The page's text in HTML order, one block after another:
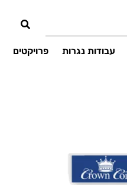
עבודות נגרות פרויקטים